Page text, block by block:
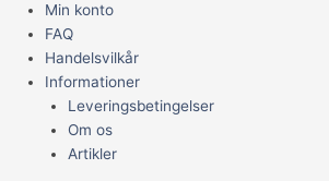
Min konto
FAQ
Handelsvilkår
Informationer
Leveringsbetingelser
Om os
Artikler